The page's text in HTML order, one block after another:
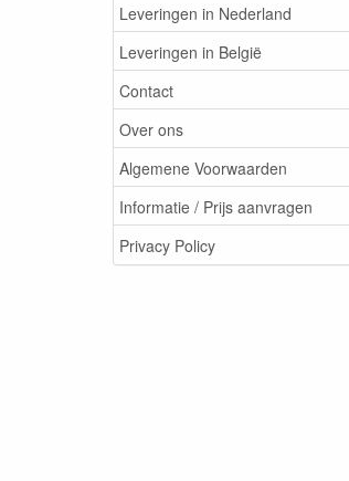
Leveringen in Nederland
Leveringen in België
Contact
Over ons
Algemene Voorwaarden
Informatie / Prijs aanvragen
Privacy Policy